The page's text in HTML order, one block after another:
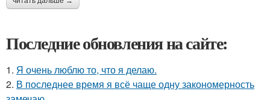
Последние обновления на сайте:
1. Я очень люблю то, что я делаю.
2. В последнее время я всё чаще одну закономерность